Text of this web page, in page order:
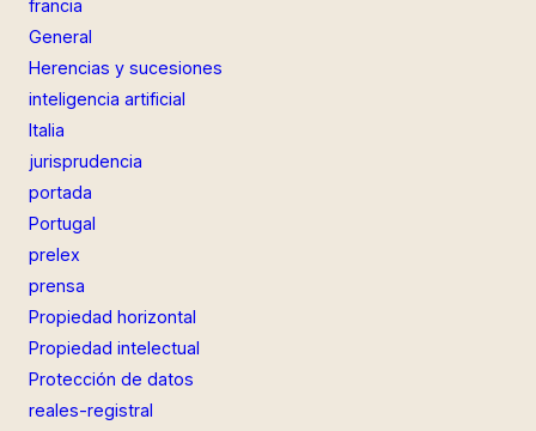
francia
General
Herencias y sucesiones
inteligencia artificial
Italia
jurisprudencia
portada
Portugal
prelex
prensa
Propiedad horizontal
Propiedad intelectual
Protección de datos
reales-registral